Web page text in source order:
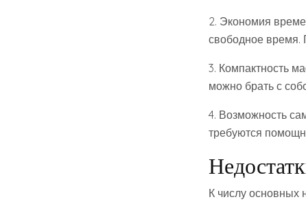
2. Экономия
свободное время.
3. Компактность
можно брать с
4. Возможность
требуются
К числу основных